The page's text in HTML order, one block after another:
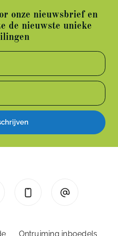
onze nieuwsbrief en
de nieuwste unieke
Ontruiming inboedels